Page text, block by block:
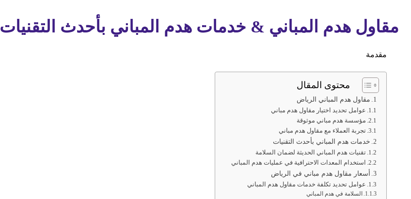
مقاول هدم المباني & خدمات هدم المباني بأحدث التقنيات
مقدمة
محتوى المقال
مقاول هدم المباني الرياض
عوامل تحديد اختيار مقاول هدم مباني
مؤسسة هدم مباني موثوقة
تجربة العملاء مع مقاول هدم مباني
خدمات هدم المباني بأحدث التقنيات
تقنيات هدم المباني الحديثة لضمان السلامة
استخدام المعدات الاحترافية في عمليات هدم المباني
أسعار مقاول هدم مباني في الرياض
عوامل تحديد تكلفة خدمات مقاول هدم المباني
السلامة في هدم المباني